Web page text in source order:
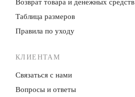
Возврат товара и денежных средств
Таблица размеров
Правила по уходу
КЛИЕНТАМ
Связаться с нами
Вопросы и ответы